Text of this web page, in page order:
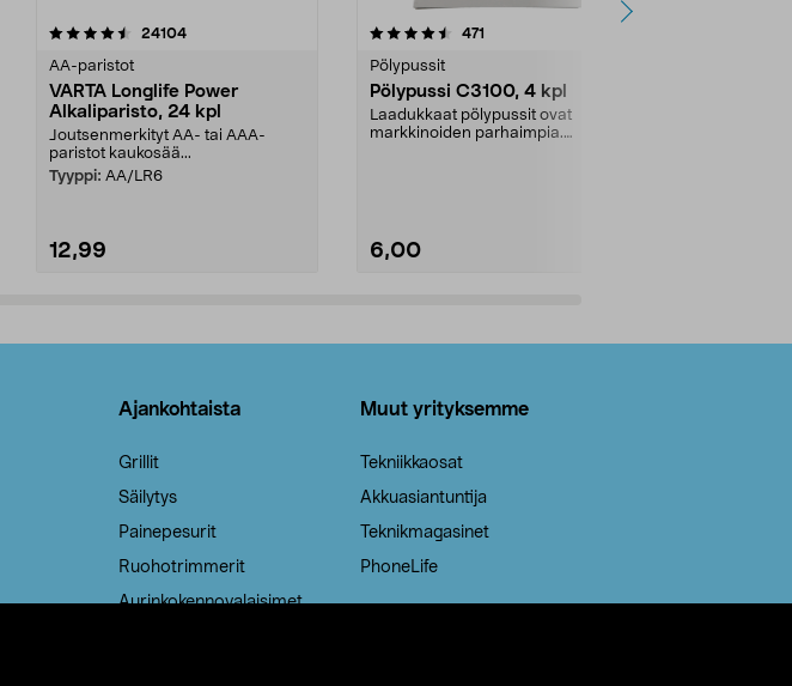
24104arvostelut
AA-paristot
VARTA Longlife Power
Alkaliparisto, 24 kpl
Joutsenmerkityt AA- tai AAA-
paristot kaukosää...
Tyyppi: AA/LR6
12,99
4.5viidestä
471
Pölypussit
Pölypussi C3100, 4 kpl
Laadukkaat pölypussit ovat
markkinoiden parhaimpia.
6,00
4.5viidestä
Ajankohtaista
Grillit
Säilytys
Painepesurit
Ruohotrimmerit
Aurinkokennovalaisimet
Muut yrityksemme
Tekniikkaosat
Akkuasiantuntija
Teknikmagasinet
PhoneLife